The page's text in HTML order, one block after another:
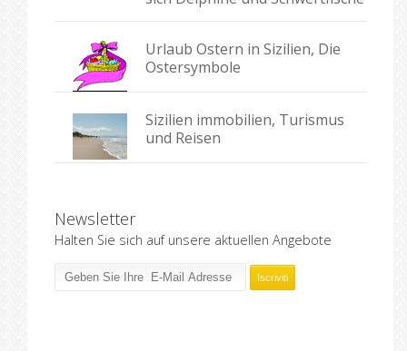
Urlaub Ostern in Sizilien, Die
Ostersymbole
Sizilien immobilien, Turismus
und Reisen
Newsletter
Halten Sie sich auf unsere aktuellen Angebote